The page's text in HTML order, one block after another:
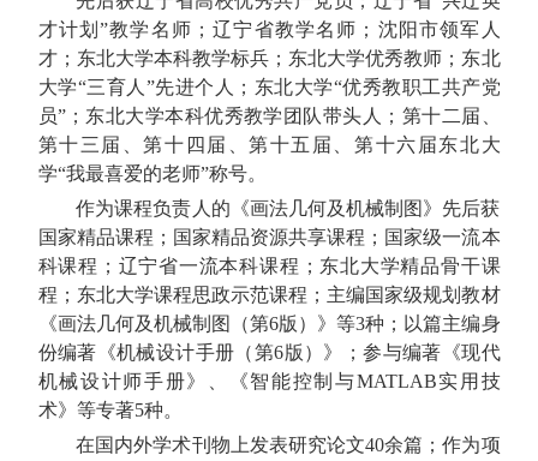
才计划”教学名师；辽宁省教学名师；沈阳市领军人
才；东北大学本科教学标兵；东北大学优秀教师；东北
大学“三育人”先进个人；东北大学“优秀教职工共产党
员”；东北大学本科优秀教学团队带头人；第十二届、
第十三届、第十四届、第十五届、第十六届东北大
学“我最喜爱的老师”称号。
作为课程负责人的《画法几何及机械制图》先后获
国家精品课程；国家精品资源共享课程；国家级一流本
科课程；辽宁省一流本科课程；东北大学精品骨干课
程；东北大学课程思政示范课程；主编国家级规划教材
《画法几何及机械制图（第6版）》等3种；以篇主编身
份编著《机械设计手册（第6版）》；参与编著《现代
机械设计师手册》、《智能控制与MATLAB实用技
术》等专著5种。
在国内外学术刊物上发表研究论文40余篇；作为项